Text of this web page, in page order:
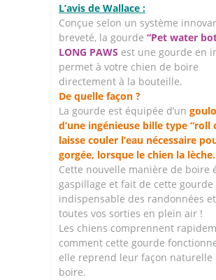
L’avis de Wallace :
Conçue selon un système
breveté, la gourde “Pet water
LONG PAWS est une gourde en
permet à votre chien de boire
directement à la bouteille.
De quelle façon ?
La gourde est équipée d’un
d’une ingénieuse bille type “roll
laisse couler l’eau nécessaire
gorgée, lorsque le chien la lèche.
Cette nouvelle manière de boire
gaspillage et fait de cette gourde
indispensable des randonnées
toutes vos sorties en plein air !
Les chiens comprennent
comment cette gourde
elle reprend leur façon naturelle
boire.